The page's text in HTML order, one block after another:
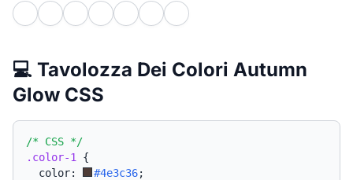
💻 Tavolozza Dei Colori Autumn
Glow CSS
/* CSS */
.color-1
{
  color:
#4e3c36;